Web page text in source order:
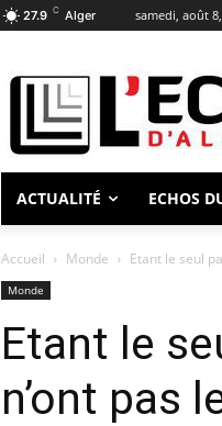
27.9 C Alger samedi, août
ACTUALITÉ ECHOS
Accueil Monde Etant le seul
Monde
Etant le
n’ont pas